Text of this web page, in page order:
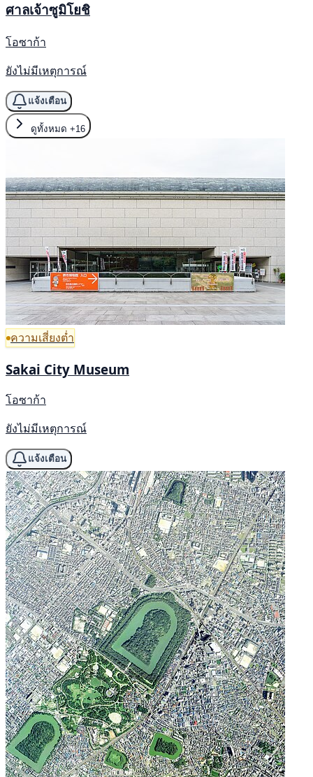
ศาลเจ้าซูมิโยชิ
โอซาก้า
ยังไม่มีเหตุการณ์
แจ้งเตือน
ดูทั้งหมด +16
ความเสี่ยงต่ำ
Sakai City Museum
โอซาก้า
ยังไม่มีเหตุการณ์
แจ้งเตือน